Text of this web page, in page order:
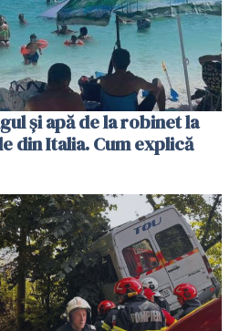
și apă de la robinet la
din Italia. Cum explică